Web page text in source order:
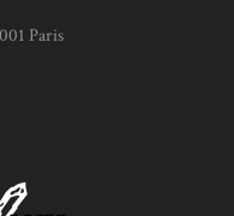
Paris